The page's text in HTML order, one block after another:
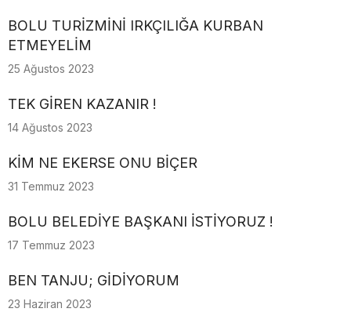
BOLU TURİZMİNİ IRKÇILIĞA KURBAN
ETMEYELİM
25 Ağustos 2023
TEK GİREN KAZANIR !
14 Ağustos 2023
KİM NE EKERSE ONU BİÇER
31 Temmuz 2023
BOLU BELEDİYE BAŞKANI İSTİYORUZ !
17 Temmuz 2023
BEN TANJU; GİDİYORUM
23 Haziran 2023